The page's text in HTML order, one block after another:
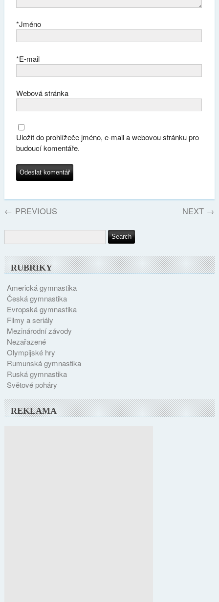
Jméno
*
E-mail
*
Webová stránka
Uložit do prohlížeče jméno, e-mail a webovou stránku pro
budoucí komentáře.
← PREVIOUS NEXT →
RUBRIKY
Americká gymnastika
Česká gymnastika
Evropská gymnastika
Filmy a seriály
Mezinárodní závody
Nezařazené
Olympijské hry
Rumunská gymnastika
Ruská gymnastika
Světové poháry
REKLAMA